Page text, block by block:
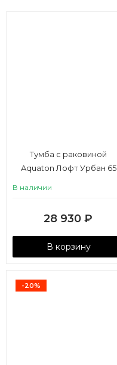
Тумба с раковиной
Aquaton Лофт Урбан 65
В наличии
28 930 ₽
В корзину
-20%